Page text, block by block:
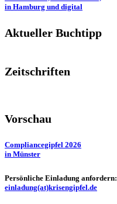
in Hamburg und digital
Aktueller Buchtipp
Zeitschriften
Vorschau
Compliancegipfel 2026
in Münster
Persönliche Einladung anfordern:
einladung(at)krisengipfel.de